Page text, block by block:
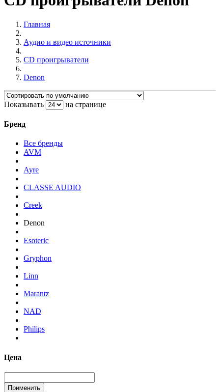
Главная
Аудио и видео источники
CD проигрыватели
Denon
Показывать на странице
Бренд
Все бренды
AVM
Ayre
CLASSE AUDIO
Creek
Denon
Esoteric
Gryphon
Linn
Marantz
NAD
Philips
Цена